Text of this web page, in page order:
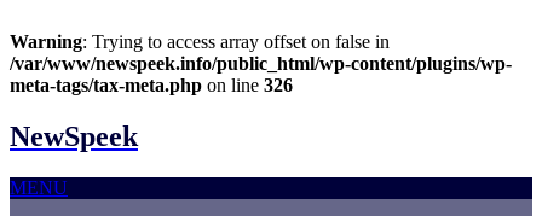
Warning: Trying to access array offset on false in
/var/www/newspeek.info/public_html/wp-content/plugins/wp-
meta-tags/tax-meta.php on line 326
NewSpeek
MENU